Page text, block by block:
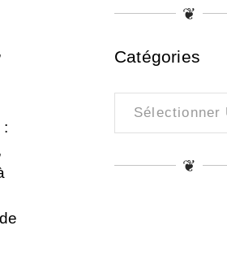
:
❦
Catégories
Catégories
❦